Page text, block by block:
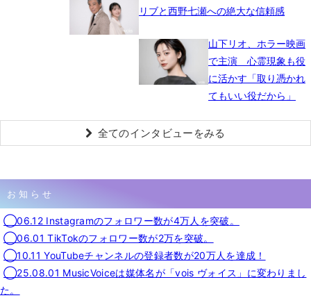
リブと西野七瀬への絶大な信頼感
山下リオ、ホラー映画
で主演 心霊現象も役
に活かす「取り憑かれ
てもいい役だから」
全てのインタビューをみる
お知らせ
◯06.12 Instagramのフォロワー数が4万人を突破。
◯06.01 TikTokのフォロワー数が2万を突破。
◯10.11 YouTubeチャンネルの登録者数が20万人を達成！
◯25.08.01 MusicVoiceは媒体名が「vois ヴォイス」に変わりまし
た。